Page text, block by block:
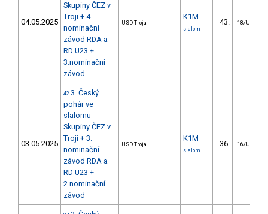
04.05.2025
Skupiny ČEZ v
Troji + 4.
nominační
závod RDA a
RD U23 +
3.nominační
závod
USD Troja
K1M
slalom
43. 18/U23
03.05.2025
42 3. Český
pohár ve
slalomu
Skupiny ČEZ v
Troji + 3.
nominační
závod RDA a
RD U23 +
2.nominační
závod
USD Troja
K1M
slalom
36. 16/U23